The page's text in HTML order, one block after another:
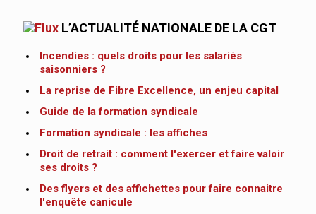
L’ACTUALITÉ NATIONALE DE LA CGT
Incendies : quels droits pour les salariés
saisonniers ?
La reprise de Fibre Excellence, un enjeu capital
Guide de la formation syndicale
Formation syndicale : les affiches
Droit de retrait : comment l'exercer et faire valoir
ses droits ?
Des flyers et des affichettes pour faire connaitre
l'enquête canicule